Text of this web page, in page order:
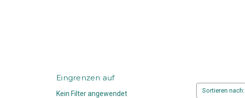
Eingrenzen auf
Kein Filter angewendet Sortieren nach: